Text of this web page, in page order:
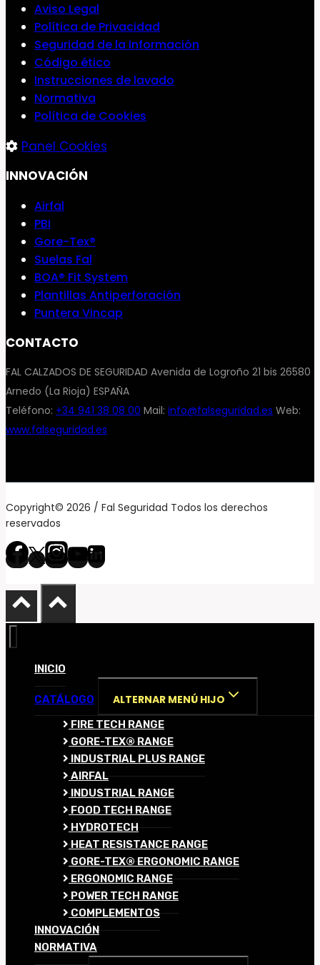
Aviso Legal
Política de Privacidad
Seguridad de la Información
Código ético
Instrucciones de lavado
Normativa
Política de Cookies
Panel Cookies
INNOVACIÓN
Airfal
PBI
Gore-Tex®
Suelas Fal
BOA® Fit System
Plantillas Antiperforación
Puntera Vincap
CONTACTO
FAL CALZADOS DE SEGURIDAD Avenida de Logroño 21 bis 26580
Arnedo (La Rioja) ESPAÑA
Teléfono: +34 941 38 08 00 Mail: info@falseguridad.es Web:
www.falseguridad.es
Copyright© 2026 / Fal Seguridad Todos los derechos
reservados
INICIO
CATÁLOGO ALTERNAR MENÚ HIJO
FIRE TECH RANGE
GORE-TEX® RANGE
INDUSTRIAL PLUS RANGE
AIRFAL
INDUSTRIAL RANGE
FOOD TECH RANGE
HYDROTECH
HEAT RESISTANCE RANGE
GORE-TEX® ERGONOMIC RANGE
ERGONOMIC RANGE
POWER TECH RANGE
COMPLEMENTOS
INNOVACIÓN
NORMATIVA